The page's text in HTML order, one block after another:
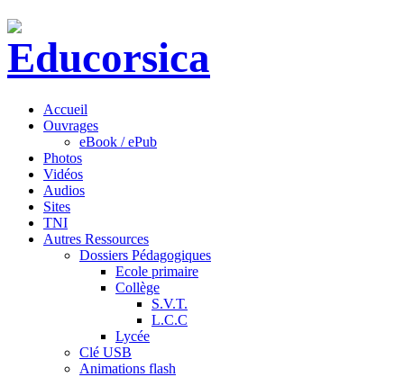
Accueil
Ouvrages
eBook / ePub
Photos
Vidéos
Audios
Sites
TNI
Autres Ressources
Dossiers Pédagogiques
Ecole primaire
Collège
S.V.T.
L.C.C
Lycée
Clé USB
Animations flash